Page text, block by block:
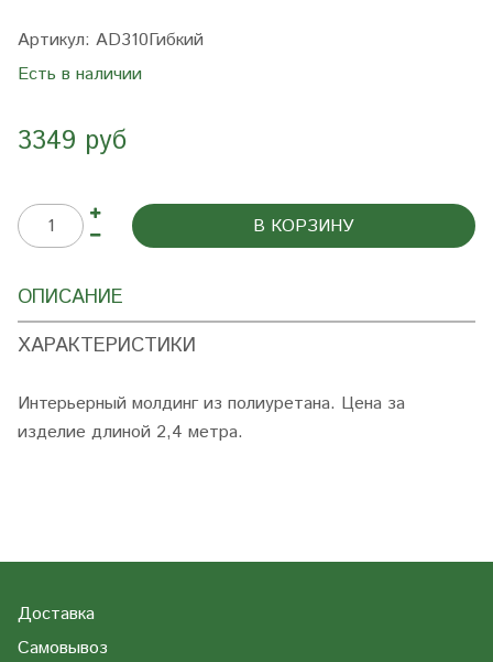
Артикул: AD310Гибкий
Есть в наличии
3349 руб
В КОРЗИНУ
ОПИСАНИЕ
ХАРАКТЕРИСТИКИ
Интерьерный молдинг из полиуретана. Цена за
изделие длиной 2,4 метра.
Доставка
Самовывоз